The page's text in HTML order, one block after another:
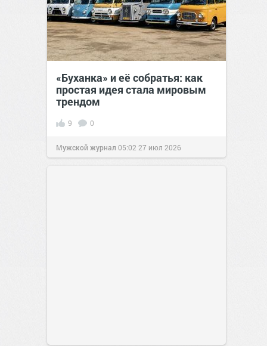
«Буханка» и её собратья: как
простая идея стала мировым
трендом
9 0
Мужской журнал 05:02 27 июл 2026